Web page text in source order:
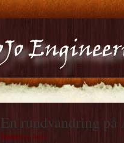
En rundvandring
Posted by JoJo